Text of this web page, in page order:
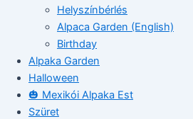
Helyszínbérlés
Alpaca Garden (English)
Birthday
Alpaka Garden
Halloween
🎃 Mexikói Alpaka Est
Szüret